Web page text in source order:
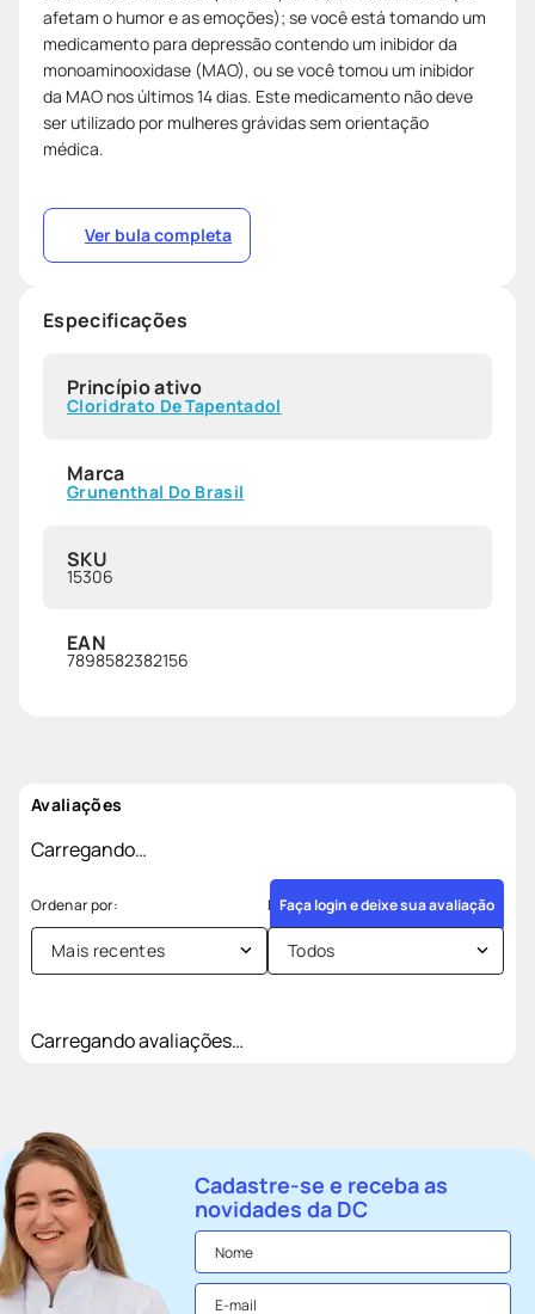
afetam o humor e as emoções); se você está tomando um
medicamento para depressão contendo um inibidor da
monoaminooxidase (MAO), ou se você tomou um inibidor
da MAO nos últimos 14 dias. Este medicamento não deve
ser utilizado por mulheres grávidas sem orientação
médica.
Ver bula completa
Especificações
Princípio ativo
Cloridrato De Tapentadol
Marca
Grunenthal Do Brasil
SKU
15306
EAN
7898582382156
Avaliações
Carregando…
Faça login e deixe sua avaliação
Mais recentes Todos
Carregando avaliações…
Cadastre-se e receba as
novidades da DC